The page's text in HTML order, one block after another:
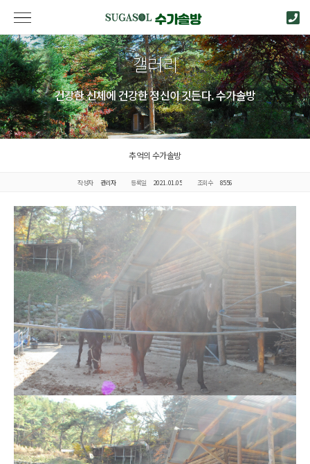
갤러리
건강한 신체에 건강한 정신이 깃든다. 수가솔방
추억의 수가솔방
작성자 관리자 등록일 2021.01.05 조회수 8556